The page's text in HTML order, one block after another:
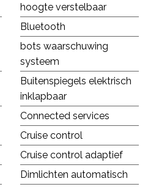
hoogte verstelbaar
Bluetooth
bots waarschuwing
systeem
Buitenspiegels elektrisch
inklapbaar
Connected services
Cruise control
Cruise control adaptief
Dimlichten automatisch